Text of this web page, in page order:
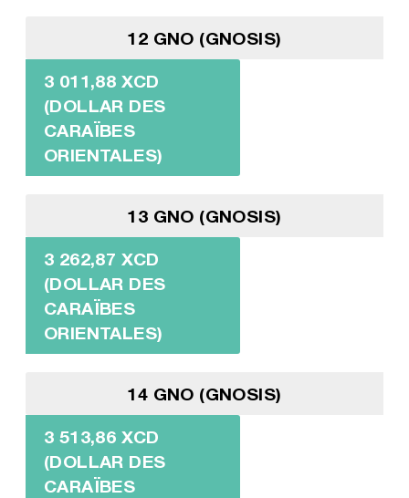
12 GNO (GNOSIS)
3 011,88 XCD
(DOLLAR DES
CARAÏBES
ORIENTALES)
13 GNO (GNOSIS)
3 262,87 XCD
(DOLLAR DES
CARAÏBES
ORIENTALES)
14 GNO (GNOSIS)
3 513,86 XCD
(DOLLAR DES
CARAÏBES